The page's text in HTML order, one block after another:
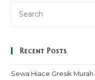
Recent Posts
Sewa Hiace Gresik